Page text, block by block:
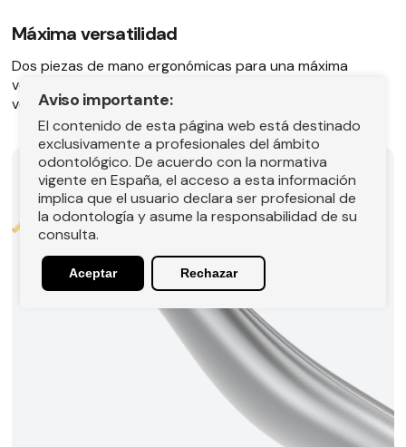
Máxima versatilidad
Dos piezas de mano ergonómicas para una máxima
versatilidad y acceso, en comparación con los
voluminosos brazos articulados.
Aviso importante:
El contenido de esta página web está destinado
exclusivamente a profesionales del ámbito
odontológico. De acuerdo con la normativa
vigente en España, el acceso a esta información
implica que el usuario declara ser profesional de
la odontología y asume la responsabilidad de su
consulta.
Aceptar Rechazar